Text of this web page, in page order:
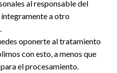
al responsable del
a otro
oponerte al tratamiento
con esto, a menos que
el procesamiento.